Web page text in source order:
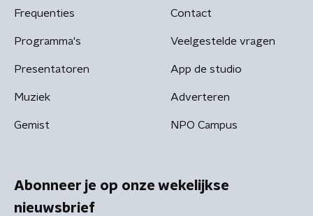
Frequenties
Programma's
Presentatoren
Muziek
Gemist
Contact
Veelgestelde vragen
App de studio
Adverteren
NPO Campus
Abonneer je op onze wekelijkse
nieuwsbrief